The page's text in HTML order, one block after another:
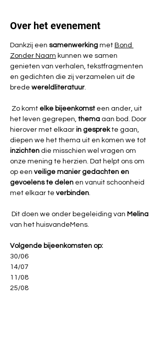
Over het evenement
Dankzij een samenwerking met Bond
Zonder Naam kunnen we samen
genieten van verhalen, tekstfragmenten
en gedichten die zij verzamelen uit de
brede wereldliteratuur.
Zo komt elke bijeenkomst een ander, uit
het leven gegrepen, thema aan bod. Door
hierover met elkaar in gesprek te gaan,
diepen we het thema uit en komen we tot
inzichten die misschien wel vragen om
onze mening te herzien. Dat helpt ons om
op een veilige manier gedachten en
gevoelens te delen en vanuit schoonheid
met elkaar te verbinden.
Dit doen we onder begeleiding van Melina
van het huisvandeMens.
Volgende bijeenkomsten op:
30/06
14/07
11/08
25/08